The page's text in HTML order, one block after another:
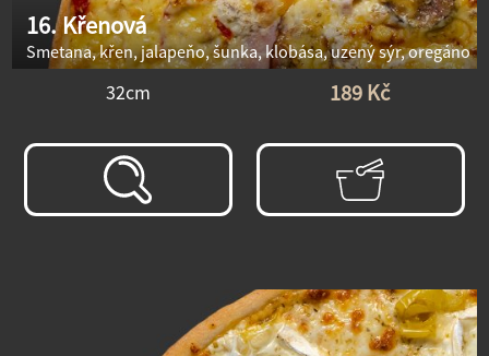
16. Křenová
Smetana, křen, jalapeňo, šunka, klobása, uzený sýr, oregáno
32cm 189 Kč